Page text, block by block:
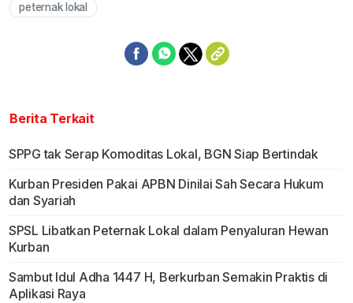
peternak lokal
Berita Terkait
SPPG tak Serap Komoditas Lokal, BGN Siap Bertindak
Kurban Presiden Pakai APBN Dinilai Sah Secara Hukum
dan Syariah
SPSL Libatkan Peternak Lokal dalam Penyaluran Hewan
Kurban
Sambut Idul Adha 1447 H, Berkurban Semakin Praktis di
Aplikasi Raya